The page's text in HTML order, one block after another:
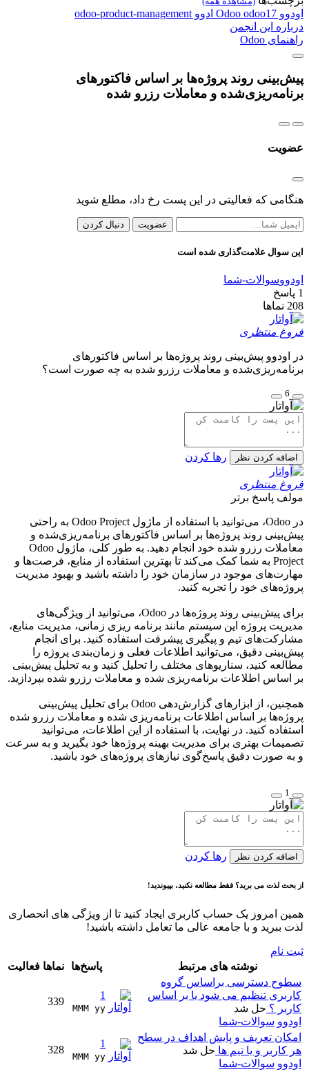
اودوو Odoo odoo17 ادوو odoo-product-management
درباره این انجمن
راهنمای Odoo
پیش‌بینی روند پروژه‌ها بر اساس فاکتورهای
برنامه‌ریزی‌شده و معاملات رزرو شده
عضویت
هنگامی که فعالیتی در این پست رخ داد، مطلع شوید
عضویت دنبال کردن
این سوال علامت‌گذاری شده است
اودووسوالات-شما
1 پاسخ
208 نماها
فروغ منتظری
در اودوو پیش‌بینی روند پروژه‌ها بر اساس فاکتورهای
برنامه‌ریزی‌شده و معاملات رزرو شده به چه صورت است؟
6
اضافه کردن نظر رها کردن
فروغ منتظری
مولف پاسخ برتر
در Odoo، می‌توانید با استفاده از ماژول Odoo Project به راحتی
پیش‌بینی روند پروژه‌ها بر اساس فاکتورهای برنامه‌ریزی‌شده و
معاملات رزرو شده خود انجام دهید. به طور کلی، ماژول Odoo
Project به شما کمک می‌کند تا بهترین استفاده از منابع، فرصت‌ها و
مهارت‌های موجود در سازمان خود را داشته باشید و بهبود مدیریت
پروژه‌های خود را تجربه کنید.
برای پیش‌بینی روند پروژه‌ها در Odoo، می‌توانید از ویژگی‌های
مدیریت پروژه این سیستم مانند برنامه ریزی زمانی، مدیریت منابع،
مشارکت‌های تیم و پیگیری پیشرفت استفاده کنید. برای انجام
پیش‌بینی دقیق، می‌توانید اطلاعات فعلی و زمان‌بندی پروژه را
مطالعه کنید، سناریوهای مختلف را تحلیل کنید و به تحلیل پیش‌بینی
بر اساس اطلاعات برنامه‌ریزی شده و معاملات رزرو شده بپردازید.
همچنین، از ابزارهای گزارش‌دهی Odoo برای تحلیل پیش‌بینی
پروژه‌ها بر اساس اطلاعات برنامه‌ریزی شده و معاملات رزرو شده
استفاده کنید. در نهایت، با استفاده از این اطلاعات، می‌توانید
تصمیمات بهتری برای مدیریت بهینه پروژه‌ها خود بگیرید و به سرعت
و به صورت دقیق پاسخ‌گوی نیازهای پروژه‌های خود باشید.
1
اضافه کردن نظر رها کردن
از بحث لذت می برید؟ فقط مطالعه نکنید، بپیوندید!
همین امروز یک حساب کاربری ایجاد کنید تا از ویژگی های انحصاری
لذت ببرید و با جامعه عالی ما تعامل داشته باشید!
ثبت نام
نوشته های مرتبط
پاسخ‌ها نماها فعالیت
سطوح دسترسی براساس گروه
کاربری تنظیم می شود یا بر اساس
کاربر ؟ حل شد
اودوو سوالات-شما
1
MMM yy
339
امکان تعریف و پایش اهداف در سطح
هر کاربر و یا تیم ها حل شد
اودوو سوالات-شما
1
MMM yy
328